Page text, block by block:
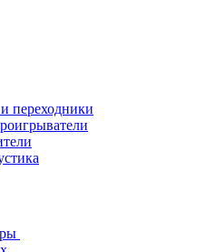
переходники